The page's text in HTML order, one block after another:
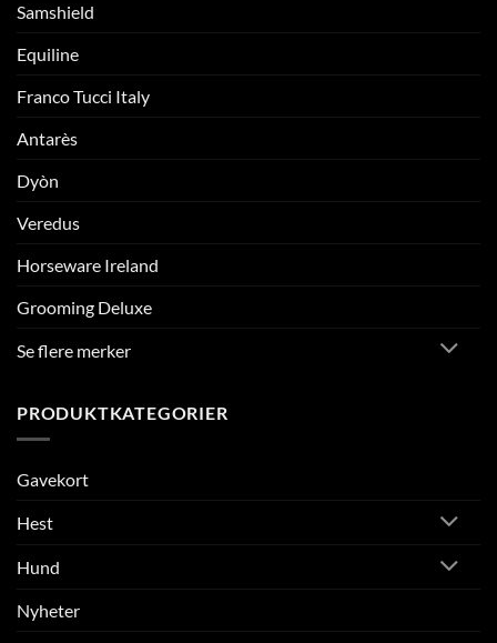
Samshield
Equiline
Franco Tucci Italy
Antarès
Dyòn
Veredus
Horseware Ireland
Grooming Deluxe
Se flere merker
PRODUKTKATEGORIER
Gavekort
Hest
Hund
Nyheter